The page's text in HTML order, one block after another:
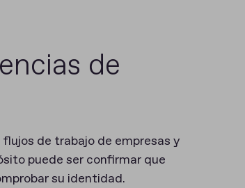
de
de trabajo de empresas y
puede ser confirmar que
su identidad.